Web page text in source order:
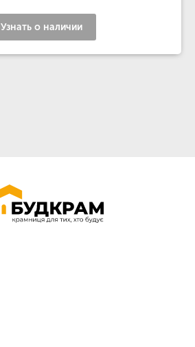
Узнать о наличии